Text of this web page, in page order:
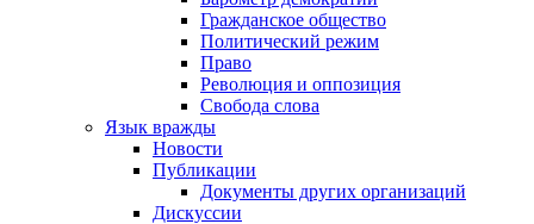
Гражданское общество
Политический режим
Право
Революция и оппозиция
Свобода слова
Язык вражды
Новости
Публикации
Документы других организаций
Дискуссии